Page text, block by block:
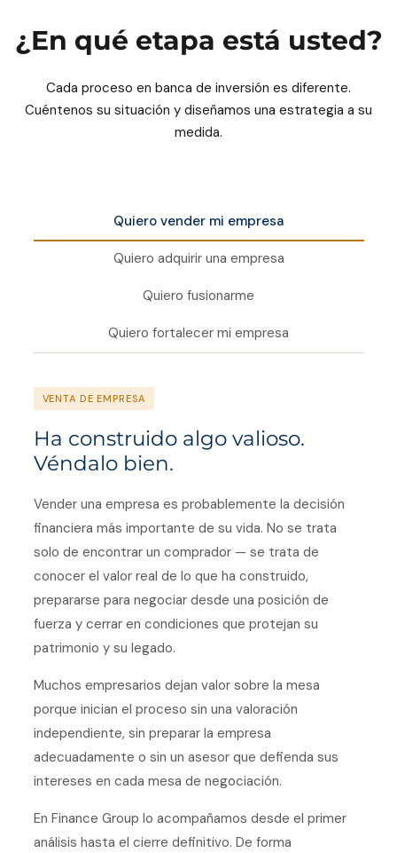
¿En qué etapa está usted?
Cada proceso en banca de inversión es diferente.
Cuéntenos su situación y diseñamos una estrategia a su
medida.
Quiero vender mi empresa
Quiero adquirir una empresa
Quiero fusionarme
Quiero fortalecer mi empresa
VENTA DE EMPRESA
Ha construido algo valioso.
Véndalo bien.
Vender una empresa es probablemente la decisión
financiera más importante de su vida. No se trata
solo de encontrar un comprador — se trata de
conocer el valor real de lo que ha construido,
prepararse para negociar desde una posición de
fuerza y cerrar en condiciones que protejan su
patrimonio y su legado.
Muchos empresarios dejan valor sobre la mesa
porque inician el proceso sin una valoración
independiente, sin preparar la empresa
adecuadamente o sin un asesor que defienda sus
intereses en cada mesa de negociación.
En Finance Group lo acompañamos desde el primer
análisis hasta el cierre definitivo. De forma